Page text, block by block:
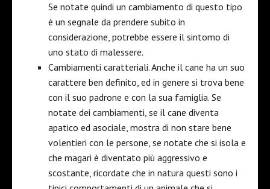
Se notate quindi un cambiamento di questo tipo
è un segnale da prendere subito in
considerazione, potrebbe essere il sintomo di
uno stato di malessere.
Cambiamenti caratteriali. Anche il cane ha un suo
carattere ben definito, ed in genere si trova bene
con il suo padrone e con la sua famiglia. Se
notate dei cambiamenti, se il cane diventa
apatico ed asociale, mostra di non stare bene
volentieri con le persone, se notate che si isola e
che magari è diventato più aggressivo e
scostante, ricordate che in natura questi sono i